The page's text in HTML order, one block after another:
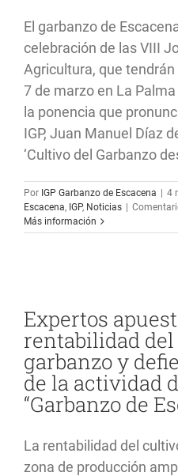
El garbanzo de
celebración de las VIII
Agricultura, que
7 de marzo en La
la ponencia que
IGP, Juan Manuel Díaz
‘Cultivo del Garbanzo
Por IGP Garbanzo de Escacena | 4
Escacena, IGP, Noticias |
Más información
Expertos
rentabilidad
garbanzo y
de la actividad
“Garbanzo de
La rentabilidad del
zona de producción